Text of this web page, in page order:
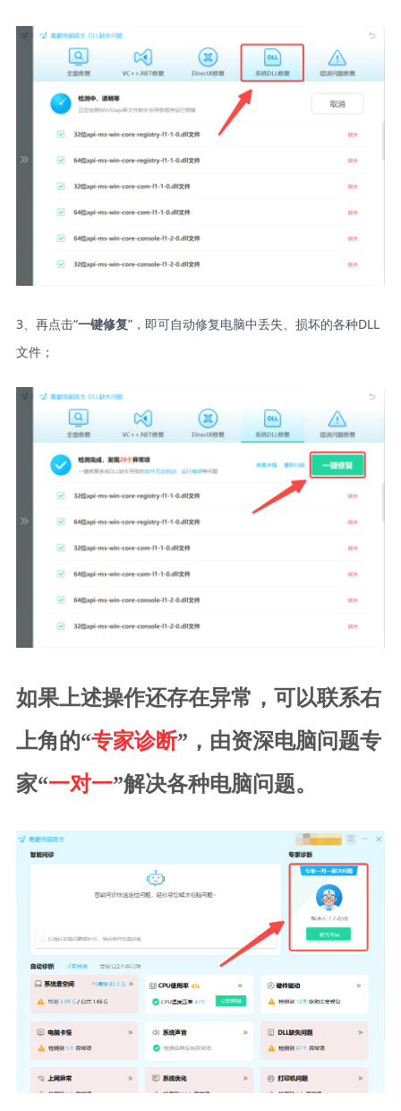
3、再点击“一键修复”，即可自动修复电脑中丢失、损坏的各种DLL
文件；
如果上述操作还存在异常，可以联系右
上角的“专家诊断”，由资深电脑问题专
家“一对一”解决各种电脑问题。